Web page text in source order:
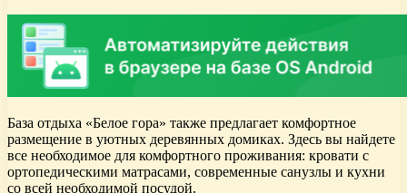
База отдыха «Белое гора» также предлагает комфортное
размещение в уютных деревянных домиках. Здесь вы найдете
все необходимое для комфортного проживания: кровати с
ортопедическими матрасами, современные санузлы и кухни
со всей необходимой посудой.